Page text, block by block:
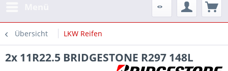
Übersicht LKW Reifen
2x 11R22.5 BRIDGESTONE R297 148L